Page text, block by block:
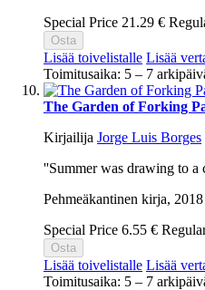
Special Price 21.29 €
Osta
Lisää toivelistalle Lisää
Toimitusaika: 5 – 7
The Garden of Forking
Kirjailija Jorge Luis Borges
''Summer was drawing to a
Pehmeäkantinen kirja, 2018
Special Price 6.55 €
Osta
Lisää toivelistalle Lisää
Toimitusaika: 5 – 7